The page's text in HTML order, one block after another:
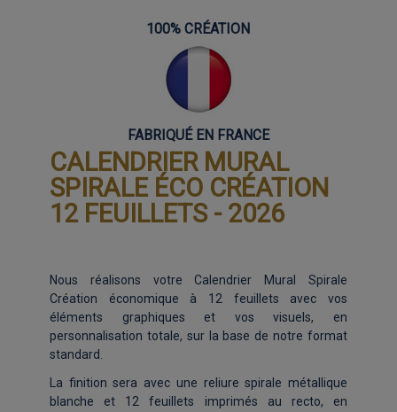
100% CRÉATION
FABRIQUÉ EN FRANCE
CALENDRIER MURAL
SPIRALE ÉCO CRÉATION
12 FEUILLETS - 2026
Nous réalisons votre Calendrier Mural Spirale
Création économique à 12 feuillets avec vos
éléments graphiques et vos visuels, en
personnalisation totale, sur la base de notre format
standard.
La finition sera avec une reliure spirale métallique
blanche et 12 feuillets imprimés au recto, en